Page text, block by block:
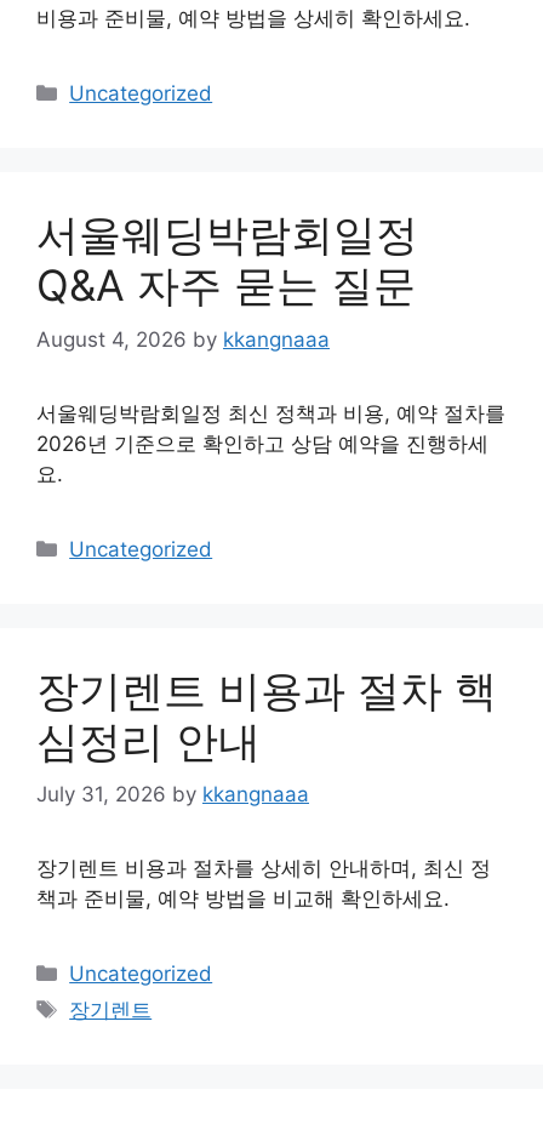
비용과 준비물, 예약 방법을 상세히 확인하세요.
Categories
Uncategorized
서울웨딩박람회일정
Q&A 자주 묻는 질문
August 4, 2026 by kkangnaaa
서울웨딩박람회일정 최신 정책과 비용, 예약 절차를
2026년 기준으로 확인하고 상담 예약을 진행하세
요.
Categories
Uncategorized
장기렌트 비용과 절차 핵
심정리 안내
July 31, 2026 by kkangnaaa
장기렌트 비용과 절차를 상세히 안내하며, 최신 정
책과 준비물, 예약 방법을 비교해 확인하세요.
Categories
Uncategorized
Tags
장기렌트